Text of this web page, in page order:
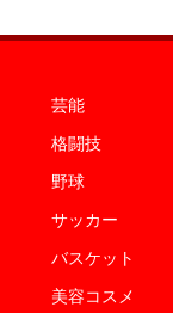
芸能
格闘技
野球
サッカー
バスケット
美容コスメ